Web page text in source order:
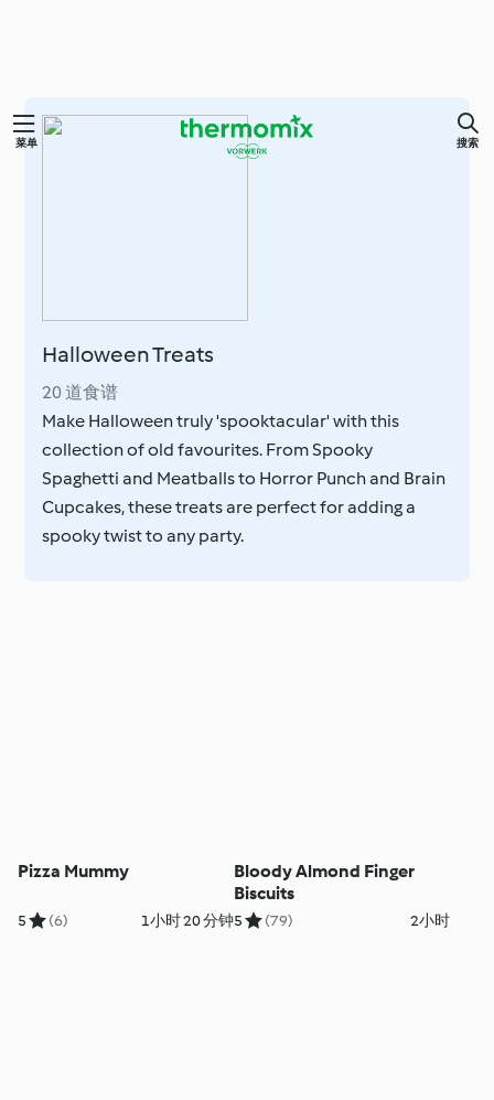
跳菜单 搜索
Halloween Treats
20 道食谱
Make Halloween truly 'spooktacular' with this
collection of old favourites. From Spooky
Spaghetti and Meatballs to Horror Punch and Brain
Cupcakes, these treats are perfect for adding a
spooky twist to any party.
Pizza Mummy
5 (6) 1小时 20 分钟
Bloody Almond Finger
Biscuits
5 (79) 2小时